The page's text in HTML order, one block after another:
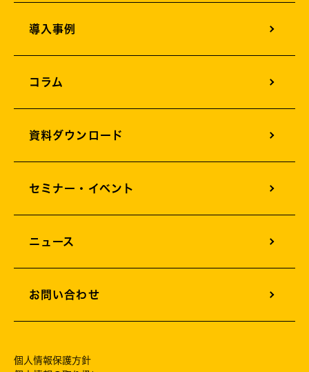
オフィスカメラソリューション
オフィス構築支援
AIサービスソリューション
導入事例
コラム
資料ダウンロード
セミナー・イベント
ニュース
お問い合わせ
個人情報保護方針